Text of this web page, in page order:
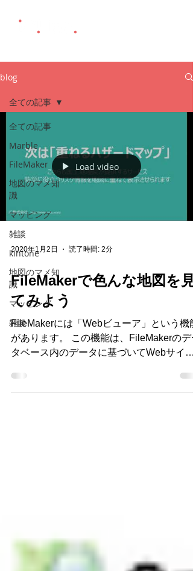
blog
全ての記事
Marble
FileMaker
地図のマメ知
識
マッピング
雑談
kintone
地図のマメ知
識
マッピング
雑談
全ての記事
Load video
2020年1月2日 読了時間: 2分
FileMakerで色んな地図を見
てみよう
FileMakerには「Webビューア」という機
があります。 この機能は、FileMakerのデ
タベース内のデータに基づいてWebサイト
FileMakerで作成したシステムの画面内に表
示させる事ができる機能です。...